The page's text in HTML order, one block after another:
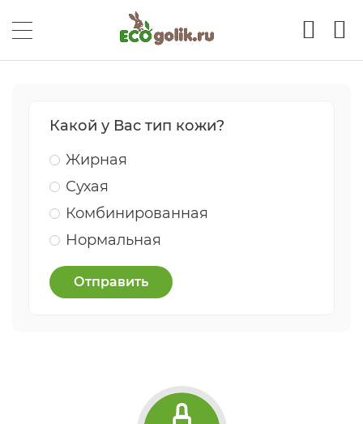
Какой у Вас тип кожи?
Жирная
Сухая
Комбинированная
Нормальная
Отправить